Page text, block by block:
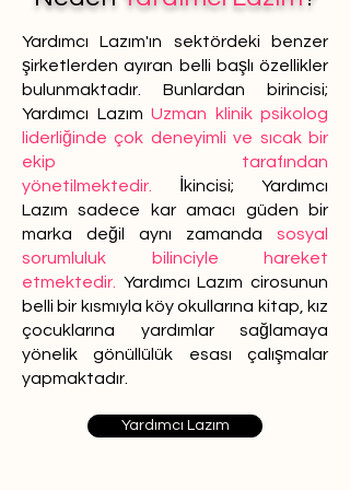
Yardımcı Lazım'ın sektördeki benzer
şirketlerden ayıran belli başlı özellikler
bulunmaktadır. Bunlardan birincisi;
Yardımcı Lazım Uzman klinik psikolog
liderliğinde çok deneyimli ve sıcak bir
ekip tarafından
yönetilmektedir.
İkincisi; Yardımcı
Lazım sadece kar amacı güden bir
marka değil aynı zamanda sosyal
sorumluluk bilinciyle hareket
etmektedir.
Yardımcı Lazım cirosunun
belli bir kısmıyla köy okullarına kitap, kız
çocuklarına yardımlar sağlamaya
yönelik gönüllülük esası çalışmalar
yapmaktadır.
Yardımcı Lazım